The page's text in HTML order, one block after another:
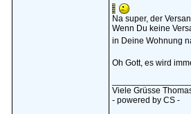
Na super, der
Wenn Du keine
in Deine Wohnung
Oh Gott, es wird
Viele Grüsse
- powered by CS -